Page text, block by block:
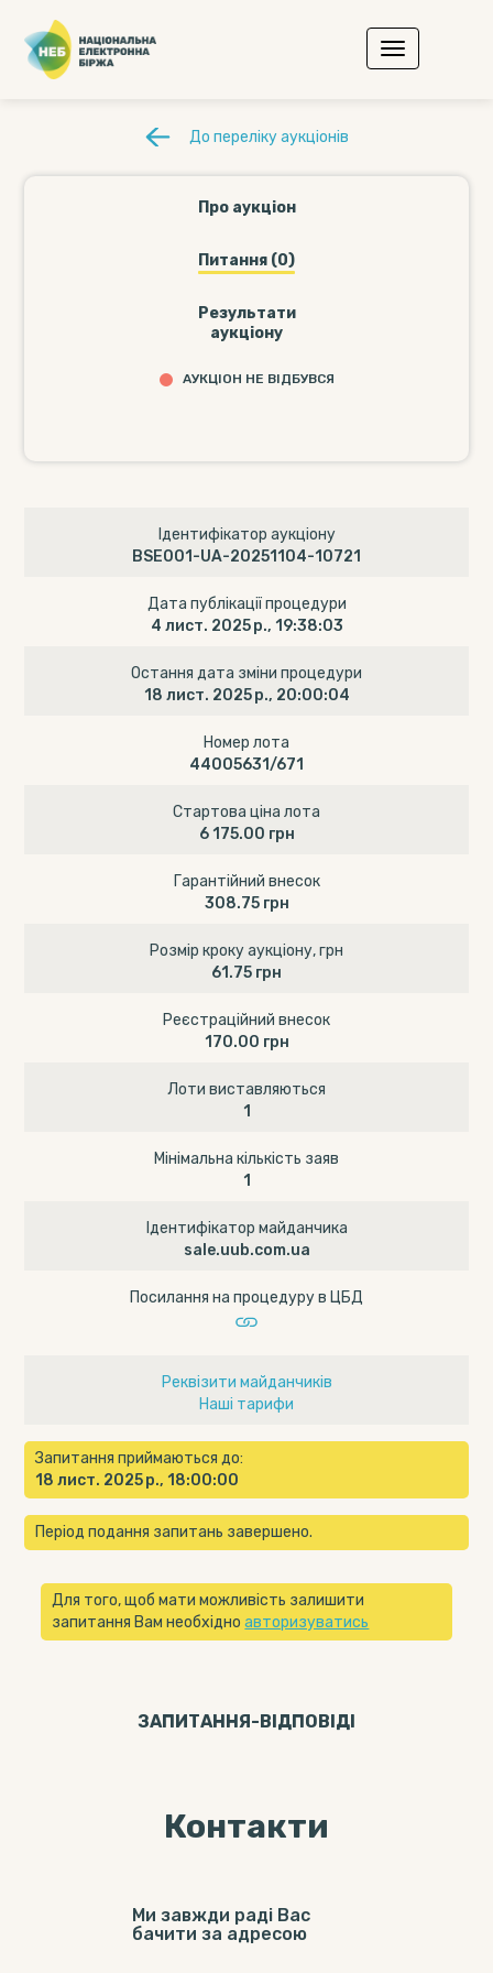
До переліку аукціонів
Про аукціон
Питання (0)
Результати
аукціону
АУКЦІОН НЕ ВІДБУВСЯ
Ідентифікатор аукціону
BSE001-UA-20251104-10721
Дата публікації процедури
4 лист. 2025 р., 19:38:03
Остання дата зміни процедури
18 лист. 2025 р., 20:00:04
Номер лота
44005631/671
Стартова ціна лота
6 175.00 грн
Гарантійний внесок
308.75 грн
Розмір кроку аукціону, грн
61.75 грн
Реєстраційний внесок
170.00 грн
Лоти виставляються
1
Мінімальна кількість заяв
1
Ідентифікатор майданчика
sale.uub.com.ua
Посилання на процедуру в ЦБД
Реквізити майданчиків
Наші тарифи
Запитання приймаються до:
18 лист. 2025 р., 18:00:00
Період подання запитань завершено.
Для того, щоб мати можливість залишити
запитання Вам необхідноавторизуватись
ЗАПИТАННЯ-ВІДПОВIДI
Контакти
Ми завжди раді Вас
бачити за адресою